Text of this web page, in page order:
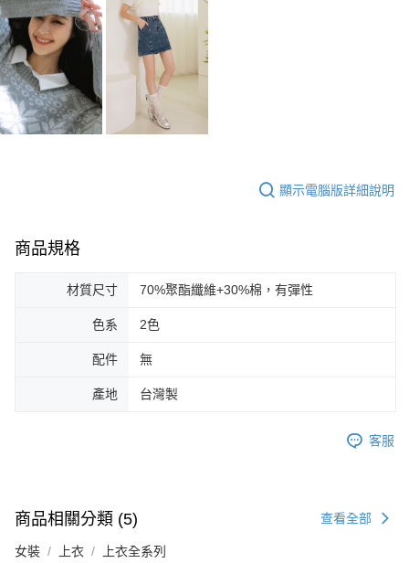
顯示電腦版詳細說明
商品規格
材質尺寸 70%聚酯纖維+30%棉，有彈性
色系 2色
配件 無
產地 台灣製
客服
商品相關分類 (5) 查看全部
女裝 上衣 上衣全系列